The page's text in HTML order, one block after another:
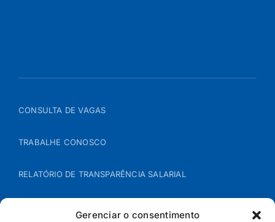
Gerenciar o consentimento
CONSULTA DE VAGAS
TRABALHE CONOSCO
RELATÓRIO DE TRANSPARÊNCIA SALARIAL